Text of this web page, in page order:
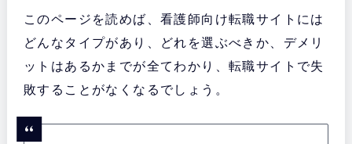
このページを読めば、看護師向け転職サイトには
どんなタイプがあり、どれを選ぶべきか、デメリ
ットはあるかまでが全てわかり、転職サイトで失
敗することがなくなるでしょう。